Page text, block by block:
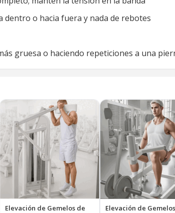
dentro o hacia fuera y nada de rebotes
gruesa o haciendo repeticiones a una
Elevación de Gemelos de
Elevación de Gemelos